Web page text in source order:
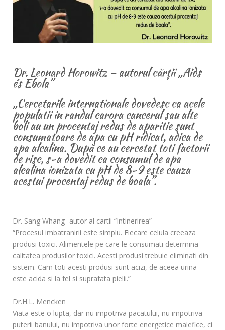
Dr. Leonard Horowitz – autorul cărții „Aids
és Ebola”
„Cercetarile internationale dovedesc ca acele
populatii in randul carora cancerul sau alte
boli au un procentaj redus de aparitie sunt
consumatoare de apa cu pH ridicat, adica de
apa alcalina. După ce au cercetat toti factorii
de risc, s-a dovedit ca consumul de apa
alcalina ionizata cu pH de 8-9 este cauza
acestui procentaj redus de boala”.
Dr. Sang Whang -autor al cartii “Intinerirea”
“Procesul imbatranirii este simplu. Fiecare celula creeaza
produsi toxici. Alimentele pe care le consumati determina
calitatea produsilor toxici. Acesti produsi trebuie eliminati din
sistem. Cam toti acesti produsi sunt acizi, de aceea urina
este acida si la fel si suprafata pielii.”
Dr.H.L. Mencken
Viata este o lupta, dar nu impotriva pacatului, nu impotriva
puterii banului, nu impotriva unor forte energetice malefice, ci